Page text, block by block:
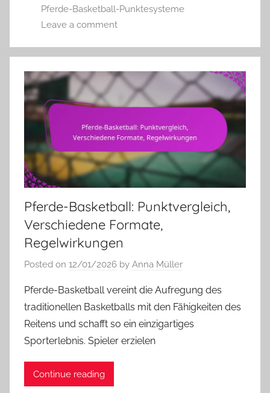
Pferde-Basketball-Punktesysteme
Leave a comment
Pferde-Basketball: Punktvergleich,
Verschiedene Formate,
Regelwirkungen
Posted on 12/01/2026 by Anna Müller
Pferde-Basketball vereint die Aufregung des
traditionellen Basketballs mit den Fähigkeiten des
Reitens und schafft so ein einzigartiges
Sporterlebnis. Spieler erzielen
Continue reading